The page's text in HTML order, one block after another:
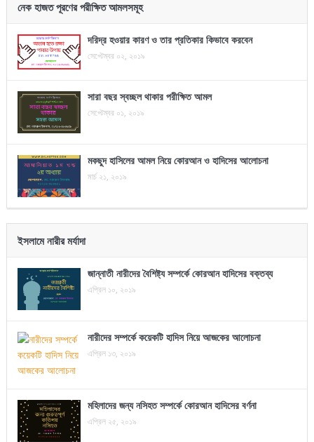
নেক হাজত পূরণের পরীক্ষিত আমলসমূহ
দরিদ্র হওয়ার কারণ ও তার প্রতিকার কিভাবে করবেন
সেপ্টেম্বর ০২, ২০১৯
সারা বছর স্বচ্ছল থাকার পরীক্ষিত আমল
সেপ্টেম্বর ০১, ২০১৯
মকছুদ হাসিলের আমল নিয়ে কোরআন ও হাদিসের আলোচনা
মার্চ ২১, ২০১৯
ইসলামে নারীর মর্যাদা
জান্নাতী নারীদের বৈশিষ্ট্য সম্পর্কে কোরআন হাদিসের বক্তব্য
এপ্রিল ১০, ২০১৯
নারীদের সম্পর্কে কয়েকটি হাদিস নিয়ে আজকের আলোচনা
এপ্রিল ১৩, ২০১৯
মহিলাদের জন্য নসিহত সম্পর্কে কোরআন হাদিসের বর্ণনা
এপ্রিল ২৫, ২০১৯